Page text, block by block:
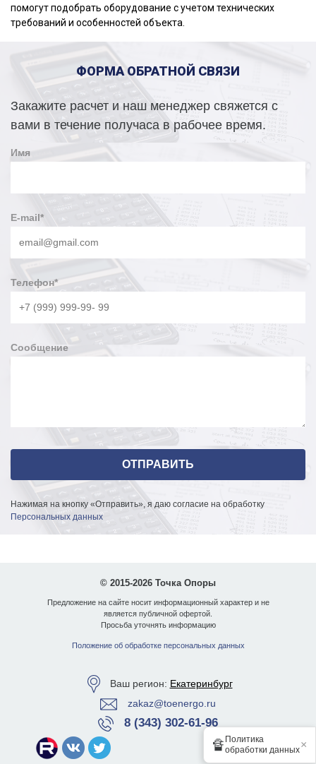
помогут подобрать оборудование с учетом технических
требований и особенностей объекта.
ФОРМА ОБРАТНОЙ СВЯЗИ
Закажите расчет и наш менеджер свяжется с
вами в течение получаса в рабочее время.
Имя
E-mail*
Телефон*
Сообщение
Нажимая на кнопку «Отправить», я даю согласие на обработку
Персональных данных
© 2015-2026 Точка Опоры
Предложение на сайте носит информационный характер и не
является публичной офертой.
Просьба уточнять информацию
Положение об обработке персональных данных
Ваш регион: Екатеринбург
zakaz@toenergo.ru
8 (343) 302-61-96
🔏 Политика
обработки данных×